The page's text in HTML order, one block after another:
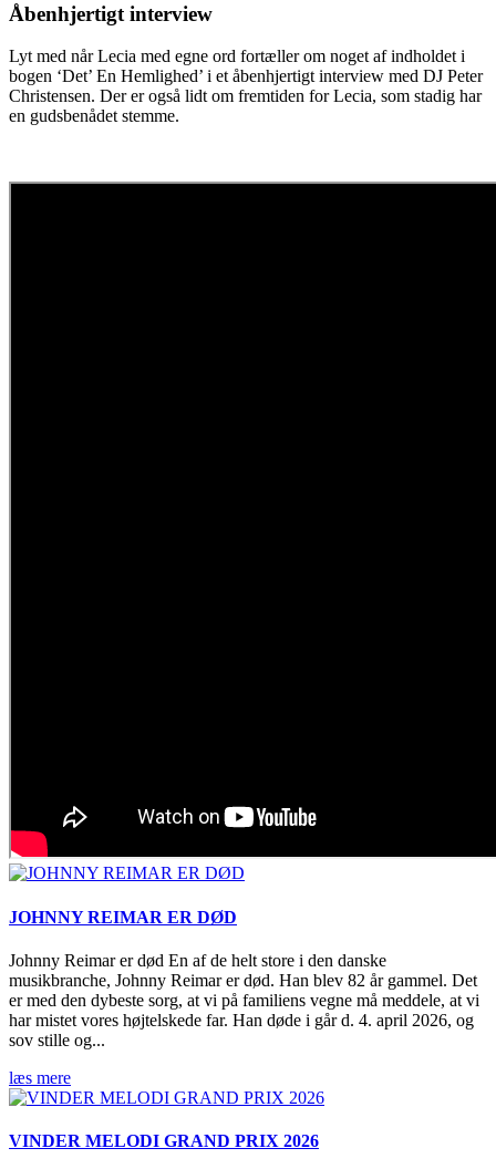
Åbenhjertigt interview
Lyt med når Lecia med egne ord fortæller om noget af indholdet i
bogen ‘Det’ En Hemlighed’ i et åbenhjertigt interview med DJ Peter
Christensen. Der er også lidt om fremtiden for Lecia, som stadig har
en gudsbenådet stemme.
JOHNNY REIMAR ER DØD
Johnny Reimar er død En af de helt store i den danske
musikbranche, Johnny Reimar er død. Han blev 82 år gammel. Det
er med den dybeste sorg, at vi på familiens vegne må meddele, at vi
har mistet vores højtelskede far. Han døde i går d. 4. april 2026, og
sov stille og...
læs mere
VINDER MELODI GRAND PRIX 2026